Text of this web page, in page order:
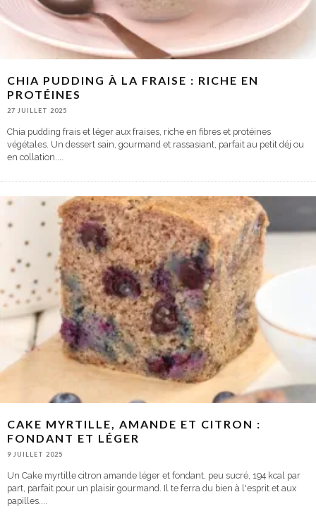
CHIA PUDDING À LA FRAISE : RICHE EN
PROTÉINES
27 JUILLET 2025
Chia pudding frais et léger aux fraises, riche en fibres et protéines
végétales. Un dessert sain, gourmand et rassasiant, parfait au petit déj ou
en collation....
CAKE MYRTILLE, AMANDE ET CITRON :
FONDANT ET LÉGER
9 JUILLET 2025
Un Cake myrtille citron amande léger et fondant, peu sucré, 194 kcal par
part, parfait pour un plaisir gourmand. Il te ferra du bien à l'esprit et aux
papilles....